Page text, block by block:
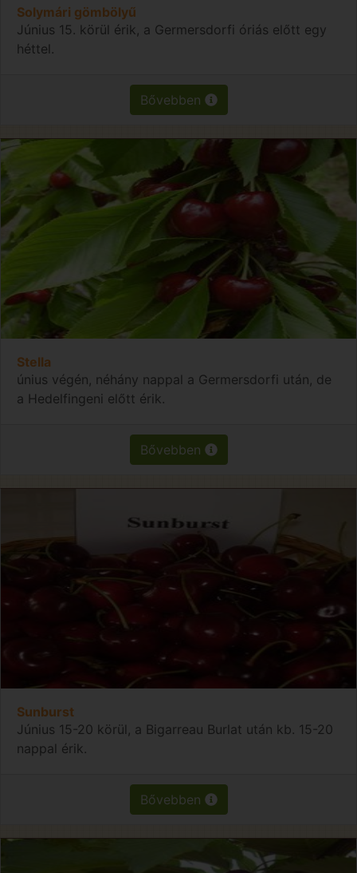
Solymári gömbölyű
Június 15. körül érik, a Germersdorfi óriás előtt egy
héttel.
Bővebben
Stella
únius végén, néhány nappal a Germersdorfi után, de
a Hedelfingeni előtt érik.
Bővebben
Sunburst
Június 15-20 körül, a Bigarreau Burlat után kb. 15-20
nappal érik.
Bővebben